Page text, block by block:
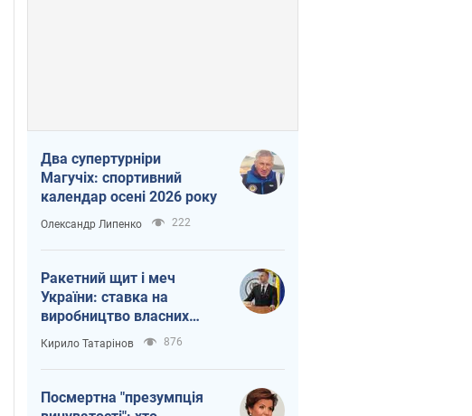
Два супертурніри
Магучіх: спортивний
календар осені 2026 року
Олександр Липенко 222
Ракетний щит і меч
України: ставка на
виробництво власних
ракет
Кирило Татарінов 876
Посмертна "презумпція